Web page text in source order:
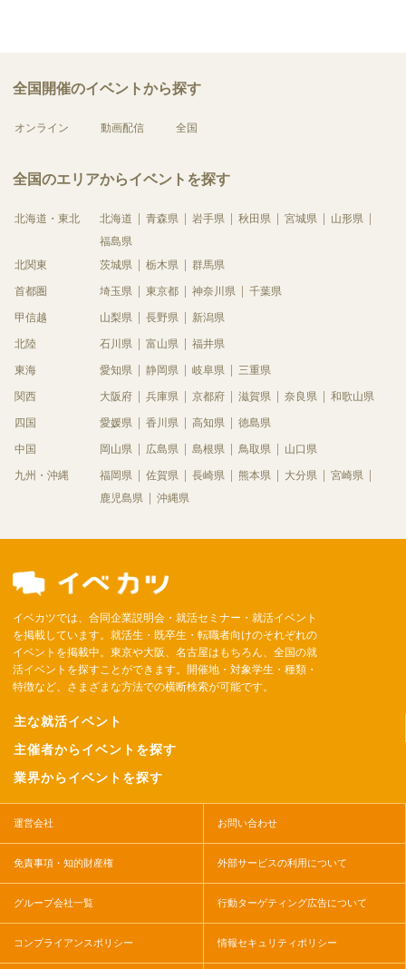
全国開催のイベントから探す
オンライン 動画配信 全国
全国のエリアからイベントを探す
北海道・東北 北海道 青森県 岩手県 秋田県 宮城県
山形県
福島県
北関東
茨城県 栃木県 群馬県
首都圏 埼玉県 東京都 神奈川県 千葉県
甲信越 山梨県 長野県 新潟県
北陸 石川県 富山県 福井県
東海 愛知県 静岡県 岐阜県 三重県
関西 大阪府 兵庫県 京都府 滋賀県 奈良県 和歌山県
四国 愛媛県 香川県 高知県 徳島県
中国 岡山県 広島県 島根県 鳥取県 山口県
九州・沖縄 福岡県 佐賀県 長崎県 熊本県 大分県
宮崎県
鹿児島県
沖縄県
イベカツでは、合同企業説明会・就活セミナー・就活イベント
を掲載しています。就活生・既卒生・転職者向けのそれぞれの
イベントを掲載中。東京や大阪、名古屋はもちろん、全国の就
活イベントを探すことができます。開催地・対象学生・種類・
特徴など、さまざまな方法での横断検索が可能です。
主な就活イベント
主催者からイベントを探す
業界からイベントを探す
運営会社 お問い合わせ
免責事項・知的財産権 外部サービスの利用について
グループ会社一覧 行動ターゲティング広告について
コンプライアンスポリシー 情報セキュリティポリシー